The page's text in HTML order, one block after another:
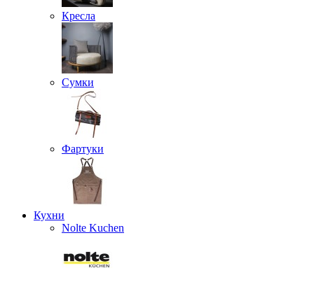
Кресла
Сумки
Фартуки
Кухни
Nolte Kuchen